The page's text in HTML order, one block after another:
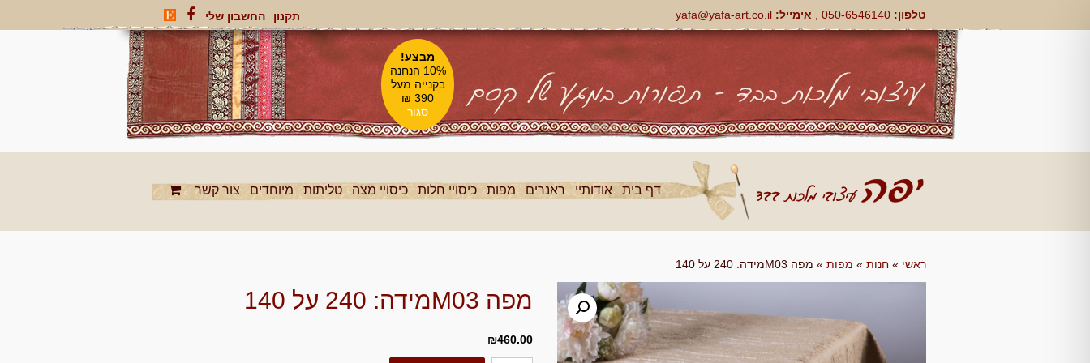
טלפון: אימייל: yafa@yafa-art.co.il תקנון
החשבון שלי
Facebook
דף בית אודותיי ראנרים מפות כיסויי חלות כיסויי מצה טליתות מיוחדים צור קשר
ראשי » חנות » מפות » מפה M03מידה: 240 על 140
מפה M03מידה: 240 על 140
₪460.00
מבצע!
10% הנחנה
בקנייה מעל
390 ₪
סגור